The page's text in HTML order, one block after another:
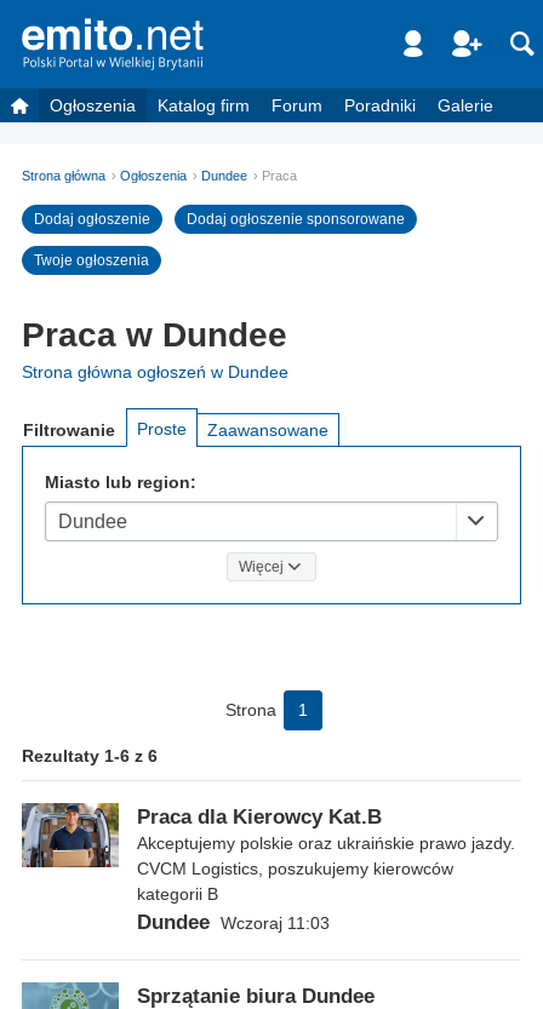
Ogłoszenia Katalog firm Forum Poradniki Galerie
Strona główna Ogłoszenia Dundee Praca
Dodaj ogłoszenie Dodaj ogłoszenie sponsorowane
Twoje ogłoszenia
Praca w Dundee
Strona główna ogłoszeń w Dundee
Filtrowanie Proste Zaawansowane
Miasto lub region:
Dundee
Więcej
Strona 1
Rezultaty 1-6 z 6
Praca dla Kierowcy Kat.B
Akceptujemy polskie oraz ukraińskie prawo jazdy.
CVCM Logistics, poszukujemy kierowców
kategorii B
Dundee Wczoraj 11:03
Sprzątanie biura Dundee